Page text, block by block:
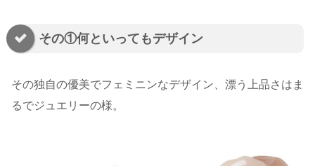
その①何といってもデザイン
その独自の優美でフェミニンなデザイン、漂う上品さはま
るでジュエリーの様。